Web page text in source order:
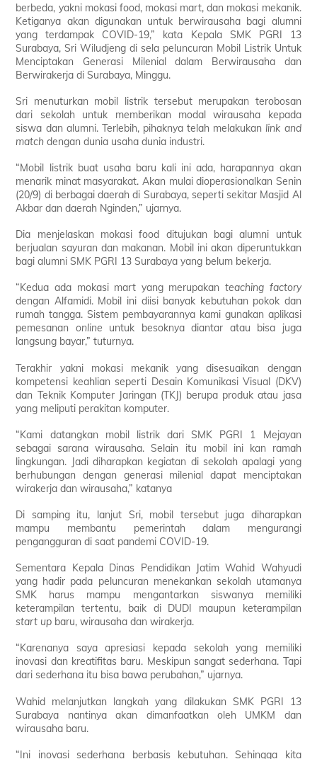
berbeda, yakni mokasi food, mokasi mart, dan mokasi mekanik.
Ketiganya akan digunakan untuk berwirausaha bagi alumni
yang terdampak COVID-19,” kata Kepala SMK PGRI 13
Surabaya, Sri Wiludjeng di sela peluncuran Mobil Listrik Untuk
Menciptakan Generasi Milenial dalam Berwirausaha dan
Berwirakerja di Surabaya, Minggu.
Sri menuturkan mobil listrik tersebut merupakan terobosan
dari sekolah untuk memberikan modal wirausaha kepada
siswa dan alumni. Terlebih, pihaknya telah melakukanlink and
match dengan dunia usaha dunia industri.
“Mobil listrik buat usaha baru kali ini ada, harapannya akan
menarik minat masyarakat. Akan mulai dioperasionalkan Senin
(20/9) di berbagai daerah di Surabaya, seperti sekitar Masjid Al
Akbar dan daerah Nginden,” ujarnya.
Dia menjelaskan mokasi food ditujukan bagi alumni untuk
berjualan sayuran dan makanan. Mobil ini akan diperuntukkan
bagi alumni SMK PGRI 13 Surabaya yang belum bekerja.
“Kedua ada mokasi mart yang merupakan teaching factory
dengan Alfamidi. Mobil ini diisi banyak kebutuhan pokok dan
rumah tangga. Sistem pembayarannya kami gunakan aplikasi
pemesanan online untuk besoknya diantar atau bisa juga
langsung bayar,” tuturnya.
Terakhir yakni mokasi mekanik yang disesuaikan dengan
kompetensi keahlian seperti Desain Komunikasi Visual (DKV)
dan Teknik Komputer Jaringan (TKJ) berupa produk atau jasa
yang meliputi perakitan komputer.
“Kami datangkan mobil listrik dari SMK PGRI 1 Mejayan
sebagai sarana wirausaha. Selain itu mobil ini kan ramah
lingkungan. Jadi diharapkan kegiatan di sekolah apalagi yang
berhubungan dengan generasi milenial dapat menciptakan
wirakerja dan wirausaha,” katanya
Di samping itu, lanjut Sri, mobil tersebut juga diharapkan
mampu membantu pemerintah dalam mengurangi
pengangguran di saat pandemi COVID-19.
Sementara Kepala Dinas Pendidikan Jatim Wahid Wahyudi
yang hadir pada peluncuran menekankan sekolah utamanya
SMK harus mampu mengantarkan siswanya memiliki
keterampilan tertentu, baik di DUDI maupun keterampilan
start up baru, wirausaha dan wirakerja.
“Karenanya saya apresiasi kepada sekolah yang memiliki
inovasi dan kreatifitas baru. Meskipun sangat sederhana. Tapi
dari sederhana itu bisa bawa perubahan,” ujarnya.
Wahid melanjutkan langkah yang dilakukan SMK PGRI 13
Surabaya nantinya akan dimanfaatkan oleh UMKM dan
wirausaha baru.
“Ini inovasi sederhana berbasis kebutuhan. Sehingga kita